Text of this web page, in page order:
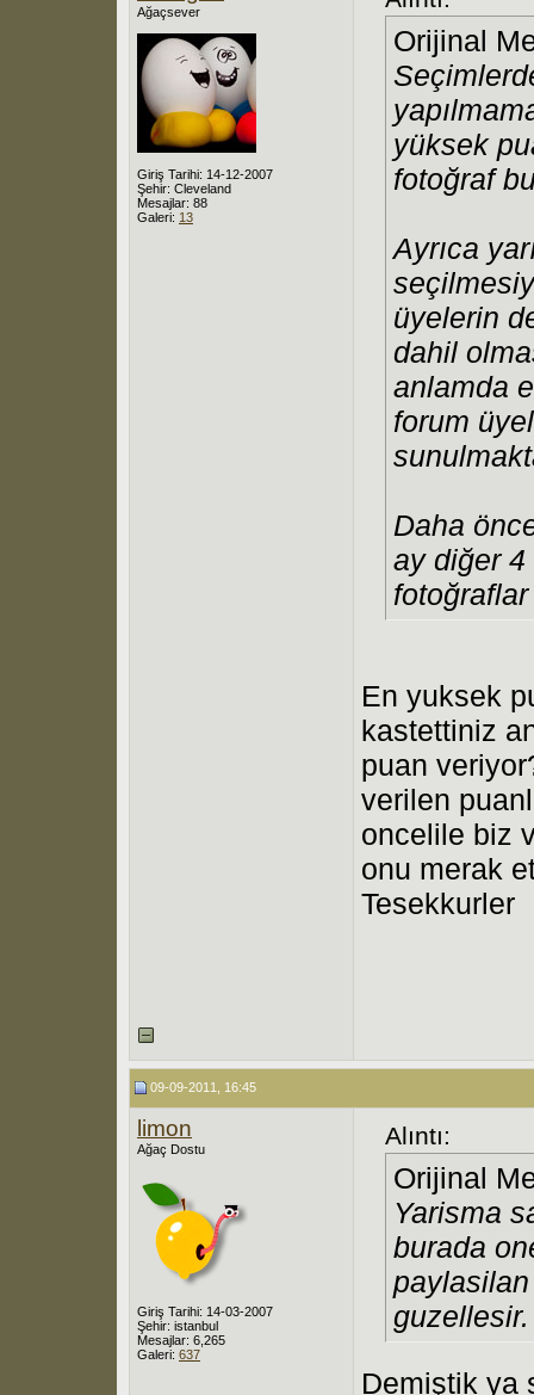
Ağaçsever
Giriş Tarihi: 14-12-2007
Şehir: Cleveland
Mesajlar: 88
Galeri: 13
Orijinal
yüksek
fotoğraf
Ayrıca
üyelerin
dahil
anlamda
forum
Daha
ay diğer 4
En yuksek
kastettiniz
puan
verilen
oncelile biz
onu merak
Tesekkurler
09-09-2011, 16:45
limon
Ağaç Dostu
Giriş Tarihi: 14-03-2007
Şehir: istanbul
Mesajlar: 6,265
Galeri: 637
Alıntı:
Orijinal
Yarisma
burada
guzellesir.
Demiştik ya